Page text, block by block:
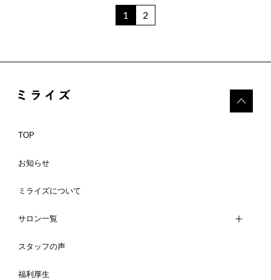
1 2
TOP
お知らせ
ミライズについて
サロン一覧
スタッフの声
福利厚生